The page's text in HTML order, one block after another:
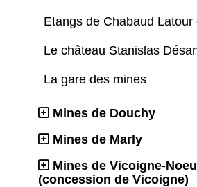
Etangs de Chabaud
Le château Stanislas
La gare des mines
Mines de Douchy
Mines de Marly
Mines de Vicoigne-
(concession de Vicoigne)